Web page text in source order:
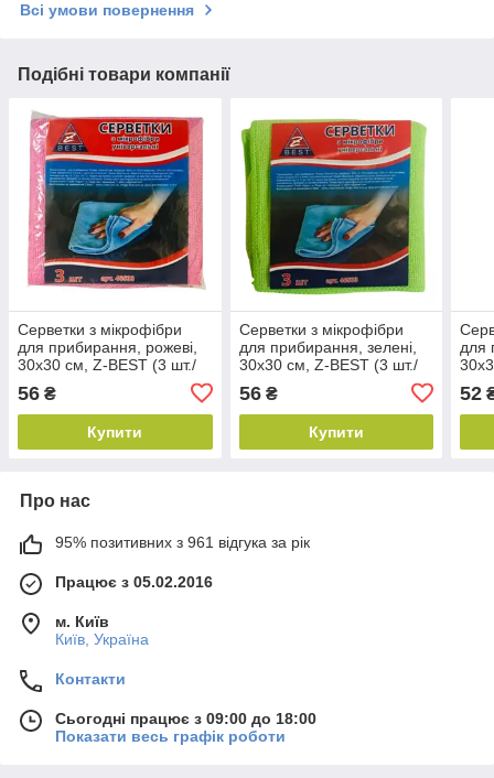
Всі умови повернення
Подібні товари компанії
Серветки з мікрофібри
для прибирання, рожеві,
30х30 см, Z-BEST (3 шт./
56 ₴
Купити
Серветки з мікрофібри
для прибирання, зелені,
30х30 см, Z-BEST (3 шт./
56₴
Купити
для
52
Про нас
95% позитивних з 961 відгука за рік
Працює з 05.02.2016
м. Київ
Київ, Україна
Контакти
Сьогодні працює з 09:00 до 18:00
Показати весь графік роботи